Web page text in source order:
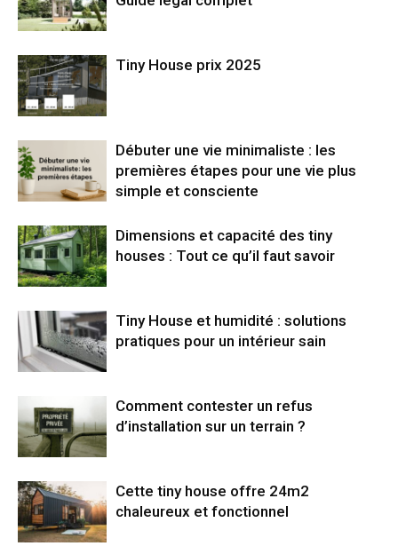
Tiny House prix 2025
Débuter une vie minimaliste : les
premières étapes pour une vie plus
simple et consciente
Dimensions et capacité des tiny
houses : Tout ce qu’il faut savoir
Tiny House et humidité : solutions
pratiques pour un intérieur sain
Comment contester un refus
d’installation sur un terrain ?
Cette tiny house offre 24m2
chaleureux et fonctionnel